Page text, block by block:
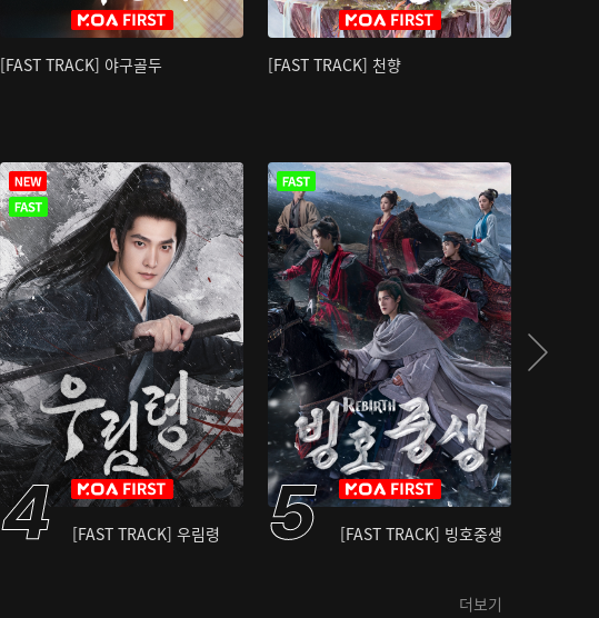
[FAST TRACK] 야구골두 [FAST TRACK] 천향
[FAST TRACK] 우림령 [FAST TRACK] 빙호중생
더보기